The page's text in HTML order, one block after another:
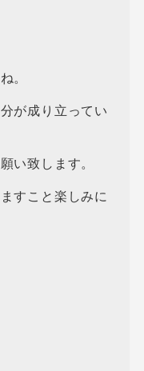
。
が成り立ってい
い致します。
すこと楽しみに